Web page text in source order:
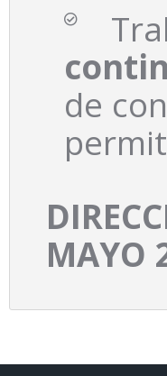
de
MAYO